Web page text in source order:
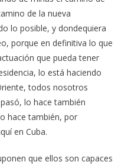
de la nueva
lo posible, y dondequiera
porque en definitiva lo que
que pueda tener
lo está haciendo
todos nosotros
lo hace también
hace también, por
en Cuba.
que ellos son capaces